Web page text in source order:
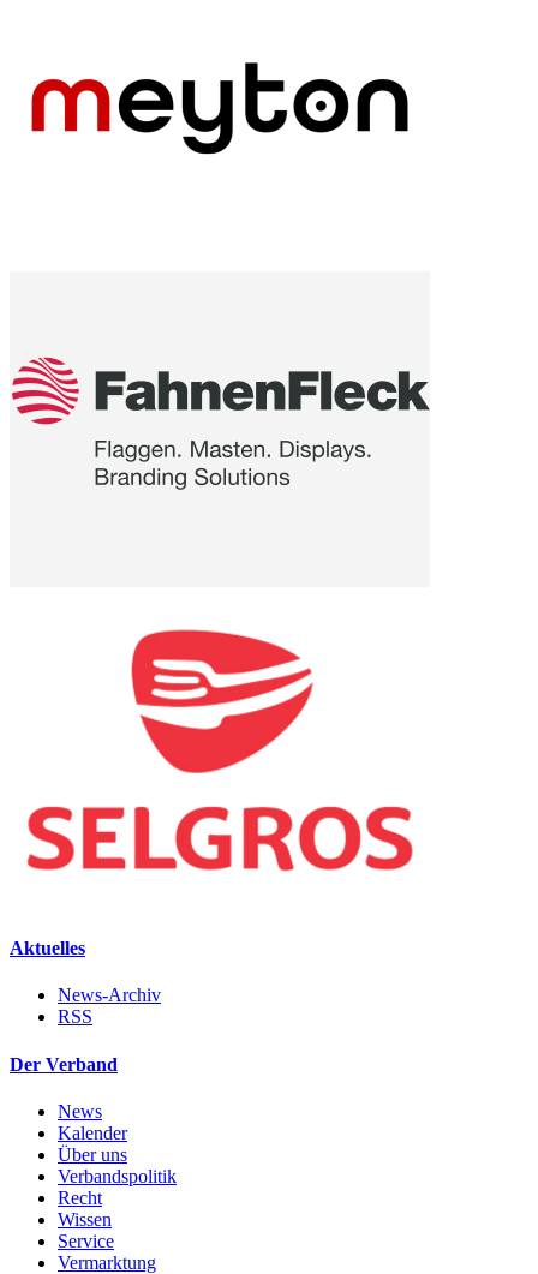
Aktuelles
News-Archiv
RSS
Der Verband
News
Kalender
Über uns
Verbandspolitik
Recht
Wissen
Service
Vermarktung